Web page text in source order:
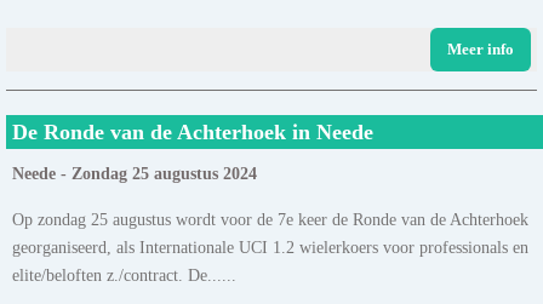
Meer info
De Ronde van de Achterhoek in Neede
Neede - Zondag 25 augustus 2024
Op zondag 25 augustus wordt voor de 7e keer de Ronde van de Achterhoek
georganiseerd, als Internationale UCI 1.2 wielerkoers voor professionals en
elite/beloften z./contract. De......